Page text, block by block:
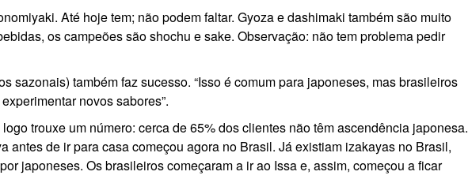
Até hoje tem; não podem faltar. Gyoza e dashimaki também são muito
os campeões são shochu e sake. Observação: não tem problema pedir
sazonais) também faz sucesso. “Isso é comum para japoneses, mas brasileiros
novos sabores”.
trouxe um número: cerca de 65% dos clientes não têm ascendência japonesa.
antes de ir para casa começou agora no Brasil. Já existiam izakayas no Brasil,
japoneses. Os brasileiros começaram a ir ao Issa e, assim, começou a ficar